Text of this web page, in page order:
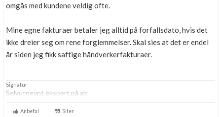
omgås med kundene veldig ofte.
Mine egne fakturaer betaler jeg alltid på forfallsdato, hvis det
ikke dreier seg om rene forglemmelser. Skal sies at det er endel
år siden jeg fikk saftige håndverkerfakturaer.
Signatur
Selvutnevnt ekspert på alt
Anbefal Siter